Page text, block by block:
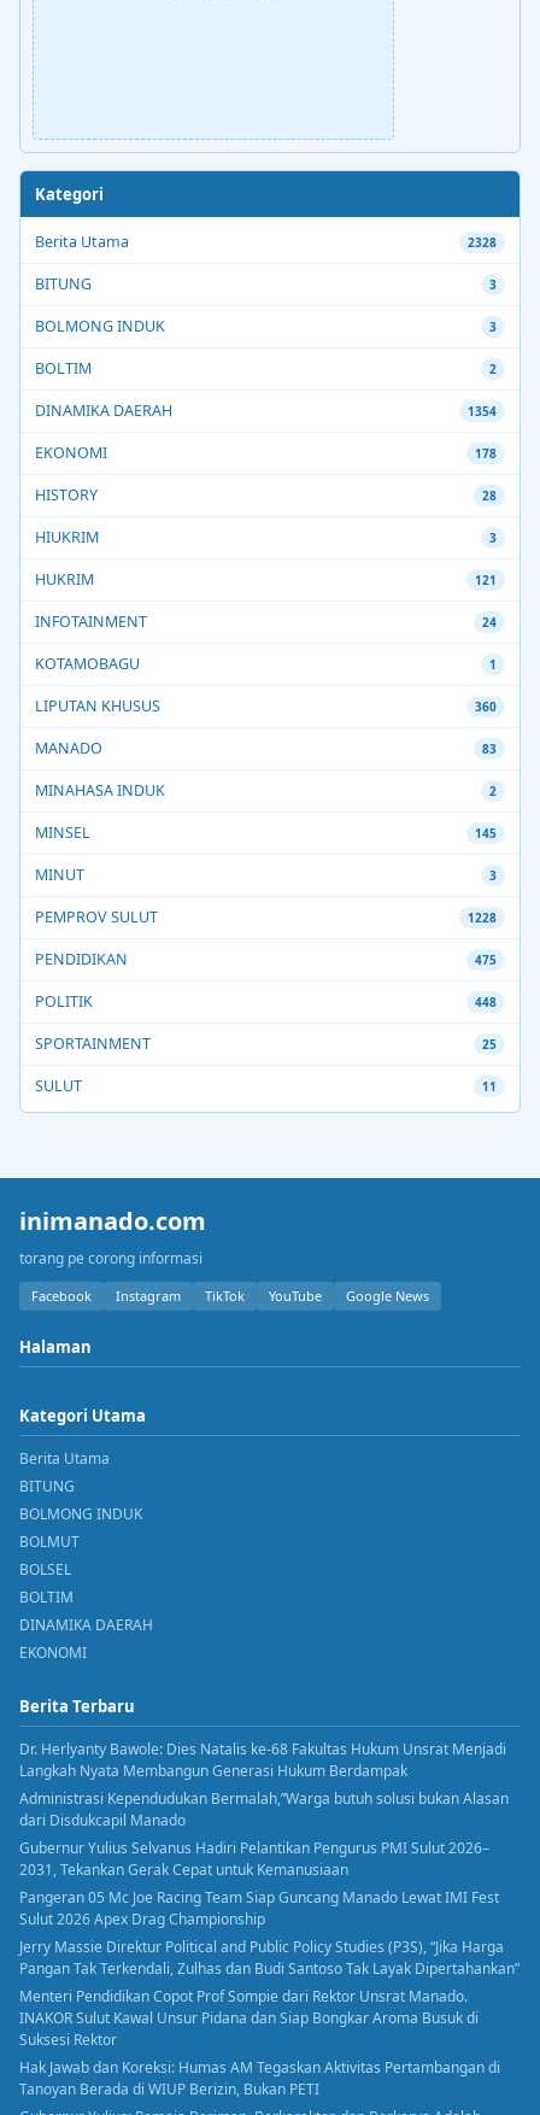
Kategori
Berita Utama 2328
BITUNG 3
BOLMONG INDUK 3
BOLTIM 2
DINAMIKA DAERAH 1354
EKONOMI 178
HISTORY 28
HIUKRIM 3
HUKRIM 121
INFOTAINMENT 24
KOTAMOBAGU 1
LIPUTAN KHUSUS 360
MANADO 83
MINAHASA INDUK 2
MINSEL 145
MINUT 3
PEMPROV SULUT 1228
PENDIDIKAN 475
POLITIK 448
SPORTAINMENT 25
SULUT 11
inimanado.com
torang pe corong informasi
Facebook Instagram TikTok YouTube Google News
Halaman
Kategori Utama
Berita Utama
BITUNG
BOLMONG INDUK
BOLMUT
BOLSEL
BOLTIM
DINAMIKA DAERAH
EKONOMI
Berita Terbaru
Dr. Herlyanty Bawole: Dies Natalis ke-68 Fakultas Hukum Unsrat Menjadi
Langkah Nyata Membangun Generasi Hukum Berdampak
Administrasi Kependudukan Bermalah,”Warga butuh solusi bukan Alasan
dari Disdukcapil Manado
Gubernur Yulius Selvanus Hadiri Pelantikan Pengurus PMI Sulut 2026–
2031, Tekankan Gerak Cepat untuk Kemanusiaan
Pangeran 05 Mc Joe Racing Team Siap Guncang Manado Lewat IMI Fest
Sulut 2026 Apex Drag Championship
Jerry Massie Direktur Political and Public Policy Studies (P3S), “Jika Harga
Pangan Tak Terkendali, Zulhas dan Budi Santoso Tak Layak Dipertahankan”
Menteri Pendidikan Copot Prof Sompie dari Rektor Unsrat Manado.
INAKOR Sulut Kawal Unsur Pidana dan Siap Bongkar Aroma Busuk di
Suksesi Rektor
Hak Jawab dan Koreksi: Humas AM Tegaskan Aktivitas Pertambangan di
Tanoyan Berada di WIUP Berizin, Bukan PETI